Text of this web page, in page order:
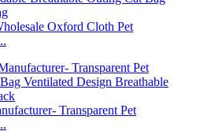
Oxford Cloth Pet
Transparent Pet